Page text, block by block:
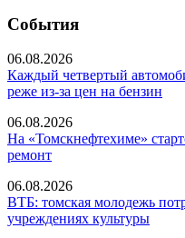
События
06.08.2026
Каждый четвертый
реже из-за цен на бензин
06.08.2026
На «Томскнефтехиме»
ремонт
06.08.2026
ВТБ: томская молодежь
учреждениях культуры